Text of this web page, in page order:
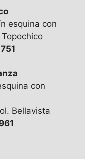
esquina con
con
Bellavista